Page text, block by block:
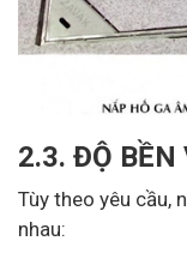
2.3. ĐỘ BỀN
Tùy theo yêu cầu,
nhau: